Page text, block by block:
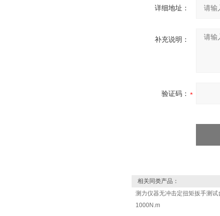
详细地址：
补充说明：
验证码：
相关同类产品：
测力仪器无冲击定扭矩扳手测试
1000N.m